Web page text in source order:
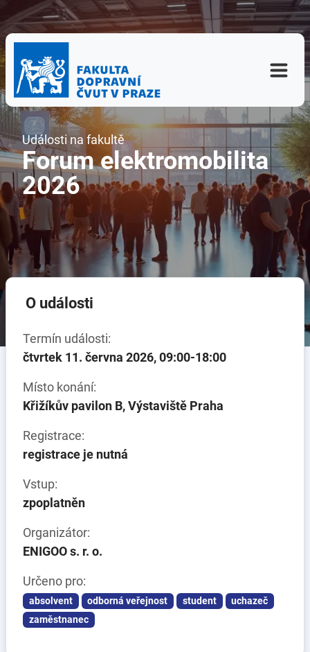
Události na fakultě
Forum elektromobilita
2026
O události
Termín události:
čtvrtek 11. června 2026, 09:00-18:00
Místo konání:
Křižíkův pavilon B, Výstaviště Praha
Registrace:
registrace je nutná
Vstup:
zpoplatněn
Organizátor:
ENIGOO s. r. o.
Určeno pro:
absolvent odborná veřejnost student
uchazeč
zaměstnanec